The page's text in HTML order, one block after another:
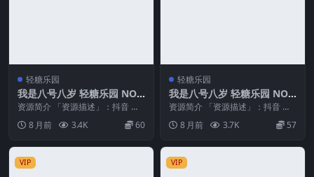
轻糖乐园
我是八号八岁 轻糖乐园 NO.0
08期 最新至：2025.12.16
资源简介 「资源描述」：抖音 我
是八号八岁 轻糖乐园 NO.008期
【18P】...
8 月前 3.4K 60
轻糖乐园
我是八号八岁 轻糖乐园 NO.0
06期
资源简介 「资源描述」：抖音 我
是八号八岁 轻糖乐园 NO.006期
【26P】...
8 月前 3.7K 57
VIP VIP